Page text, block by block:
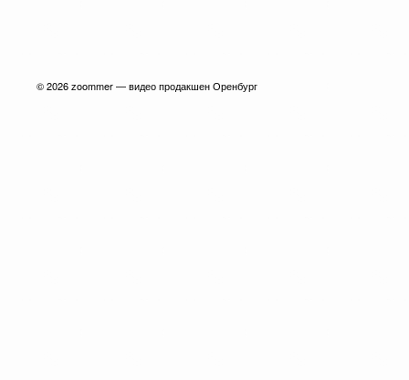
© 2026zoommer — видео продакшен Оренбург